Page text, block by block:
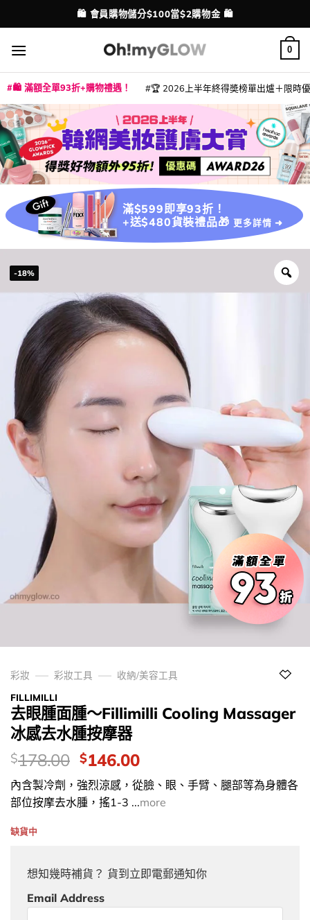
to
content
配送港澳
🛍️ 會員購物儲分$100當$2購物金 🛍️
0
🛍️ 滿額全單93折+購物禮遇！ 🏆 2026上半年終得奬榜單出爐＋限時
滿$599即享93折！
+送$480貨裝禮品🎁 更多詳情 ➜
-18%
彩妝 彩妝工具
收納/美容工具
FILLIMILLI
去眼腫面腫～Fillimilli Cooling Massager
冰感去水腫按摩器
價
錢：
$178.00 Original
price
was:
$178.00.
$146.00Current
price
is:
$146.00.
內含製冷劑，強烈涼感，從臉、眼、手臂、腿部等為身體各
部位按摩去水腫，搖1-3 ...more
缺貨中
想知幾時補貨？ 貨到立即電郵通知你
Email Address